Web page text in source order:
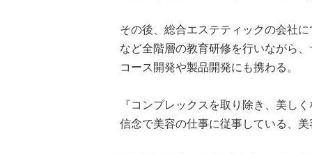
その後、総合エステティックの会社
など全階層の教育研修を行いながら
コース開発や製品開発にも携わる。
『コンプレックスを取り除き、美し
信念で美容の仕事に従事している、